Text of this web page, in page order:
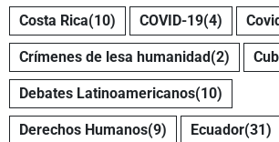
Costa Rica(10) COVID-19(4)
Crímenes de lesa humanidad(2)
Debates Latinoamericanos(10)
Derechos Humanos(9) Ecuador(31)